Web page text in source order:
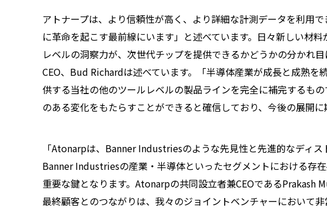
アトナープは、より信頼性が高く、より詳細な計測データを利用
に革命を起こす最前線にいます」と述べています。日々新しい材
レベルの洞察力が、次世代チップを提供できるかどうかの分かれ
CEO、Bud Richardは述べています。「半導体産業が成長と成熟
供する当社の他のツールレベルの製品ラインを完全に補完するも
のある変化をもたらすことができると確信しており、今後の展開に
「Atonarpは、Banner Industriesのような先見性と先進的なディ
Banner Industriesの産業・半導体といったセグメントにおける存
重要な鍵となります。Atonarpの共同設立者兼CEOである
最終顧客とのつながりは、我々のジョイントベンチャーにおいて